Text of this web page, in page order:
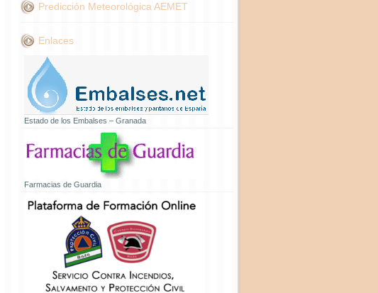
Predicción Meteorológica AEMET
Enlaces
Estado de los Embalses – Granada
Farmacias de Guardia